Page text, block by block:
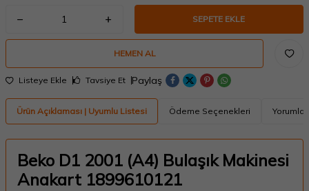
SEPETE EKLE
HEMEN AL
Listeye Ekle Tavsiye Et Paylaş
Ürün Açıklaması | Uyumlu Listesi Ödeme Seçenekleri Yorumlar
Beko D1 2001 (A4) Bulaşık Makinesi
Anakart 1899610121